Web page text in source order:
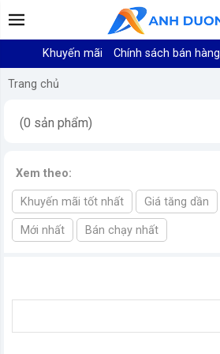
Khuyến mãi Chính sách bán hàng
Trang chủ
(0 sản phẩm)
Xem theo:
Khuyến mãi tốt nhất Giá tăng dần
Mới nhất Bán chạy nhất